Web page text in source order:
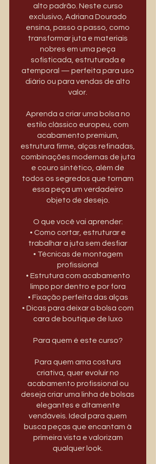
alto padrão. Neste curso
exclusivo, Adriana Dourado
ensina, passo a passo, como
transformar juta e materiais
nobres em uma peça
sofisticada, estruturada e
atemporal — perfeita para uso
diário ou para vendas de alto
valor.
Aprenda a criar uma bolsa no
estilo clássico europeu, com
acabamento premium,
estrutura firme, alças refinadas,
combinações modernas de juta
e couro sintético, além de
todos os segredos que tornam
essa peça um verdadeiro
objeto de desejo.
O que você vai aprender:
• Como cortar, estruturar e
trabalhar a juta sem desfiar
• Técnicas de montagem
profissional
• Estrutura com acabamento
limpo por dentro e por fora
• Fixação perfeita das alças
• Dicas para deixar a bolsa com
cara de boutique de luxo
Para quem é este curso?
Para quem ama costura
criativa, quer evoluir no
acabamento profissional ou
deseja criar uma linha de bolsas
elegantes e altamente
vendáveis. Ideal para quem
busca peças que encantam à
primeira vista e valorizam
qualquer look.